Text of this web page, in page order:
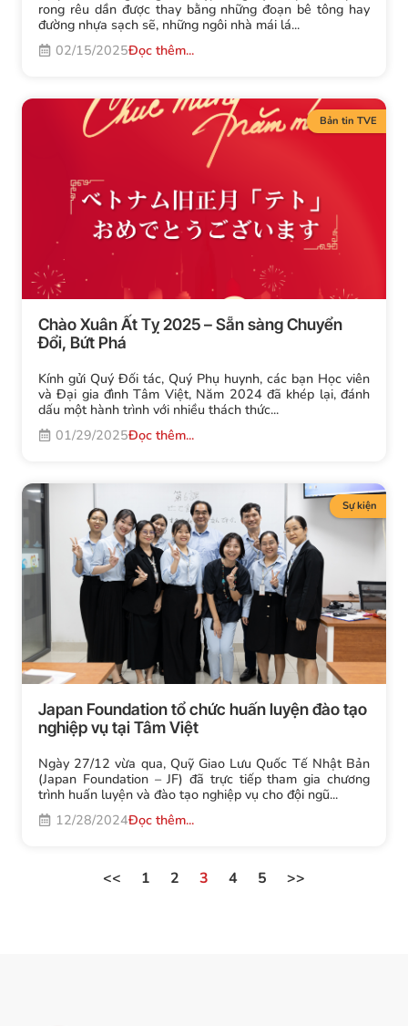
rong rêu dần được thay bằng những đoạn bê tông hay
đường nhựa sạch sẽ, những ngôi nhà mái lá...
02/15/2025Đọc thêm...
Bản tin TVE
Chào Xuân Ất Tỵ 2025 – Sẵn sàng Chuyển
Đổi, Bứt Phá
Kính gửi Quý Đối tác, Quý Phụ huynh, các bạn Học viên
và Đại gia đình Tâm Việt, Năm 2024 đã khép lại, đánh
dấu một hành trình với nhiều thách thức...
01/29/2025Đọc thêm...
Sự kiện
Japan Foundation tổ chức huấn luyện đào tạo
nghiệp vụ tại Tâm Việt
Ngày 27/12 vừa qua, Quỹ Giao Lưu Quốc Tế Nhật Bản
(Japan Foundation – JF) đã trực tiếp tham gia chương
trình huấn luyện và đào tạo nghiệp vụ cho đội ngũ...
12/28/2024Đọc thêm...
<< 1 2 3 4 5 >>